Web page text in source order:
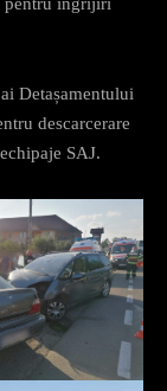
Detașamentului
descarcerare
SAJ.